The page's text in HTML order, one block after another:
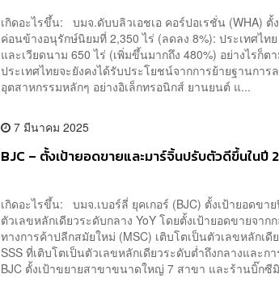
เกิดอะไรขึ้น: บมจ.ดับบลิวเอชเอ คอร์ปอเรชั่น (WHA) ตั้
ค่อนข้างอนุรักษ์นิยมที่ 2,350 ไร่ (ลดลง 8%): ประเทศไท
และเวียดนาม 650 ไร่ (เพิ่มขึ้นมากถึง 480%) อย่างไรก็ต
ประเทศไทยจะยังคงได้รับประโยชน์จากการย้ายฐานการ
อุตสาหกรรมหลักๆ อย่างอิเล็กทรอนิกส์ ยานยนต์ แ...
7 มีนาคม 2025
BJC – ตั้งเป้ายอดขายและมาร์จิ้นปรับตัวดีขึ้นในปี
เกิดอะไรขึ้น: บมจ.เบอร์ลี่ ยุคเกอร์ (BJC) ตั้งเป้ายอดขา
ตัวเลขหลักเดียวระดับกลาง YoY โดยตั้งเป้ายอดขายจา
ทางการค้าปลีกสมัยใหม่ (MSC) เติบโตเป็นตัวเลขหลักเดี
SSS ที่เติบโตเป็นตัวเลขหลักเดียวระดับต่ำถึงกลางและก
BJC ตั้งเป้าขยายสาขาขนาดใหญ่ 7 สาขา และร้านบิ๊กซี